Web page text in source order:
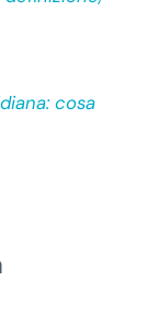
cosa